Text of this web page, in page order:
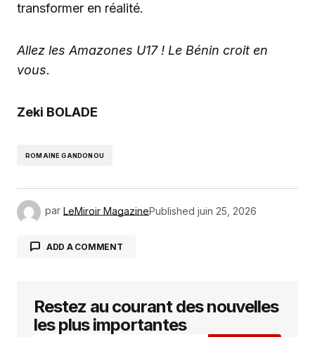
transformer en réalité.
Allez les Amazones U17 ! Le Bénin croit en
vous.
Zeki BOLADE
ROMAINE GANDONOU
par LeMiroir MagazinePublished juin 25, 2026
ADD A COMMENT
Votre adresse e-mail ne sera pas publiée. Les
champs obligatoires sont indiqués avec
Restez au courant des nouvelles
les plus importantes